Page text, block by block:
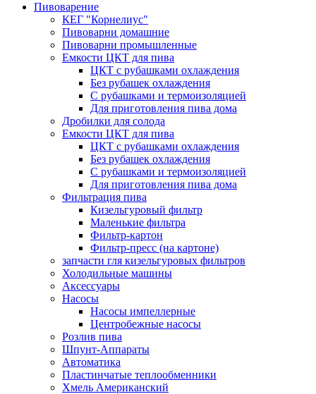
Пивоварение
КЕГ "Корнелиус"
Пивоварни домашние
Пивоварни промышленные
Емкости ЦКТ для пива
ЦКТ с рубашками охлаждения
Без рубашек охлаждения
С рубашками и термоизоляцией
Для приготовления пива дома
Дробилки для солода
Емкости ЦКТ для пива
ЦКТ с рубашками охлаждения
Без рубашек охлаждения
С рубашками и термоизоляцией
Для приготовления пива дома
Фильтрация пива
Кизельгуровый фильтр
Маленькие фильтра
Фильтр-картон
Фильтр-пресс (на картоне)
запчасти гля кизельгуровых фильтров
Холодильные машины
Аксессуары
Насосы
Насосы импеллерные
Центробежные насосы
Розлив пива
Шпунт-Аппараты
Автоматика
Пластинчатые теплообменники
Хмель Американский